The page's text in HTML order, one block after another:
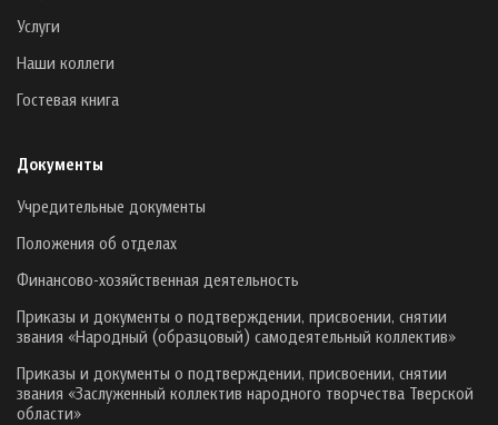
Услуги
Наши коллеги
Гостевая книга
Документы
Учредительные документы
Положения об отделах
Финансово-хозяйственная деятельность
Приказы и документы о подтверждении, присвоении, снятии
звания «Народный (образцовый) самодеятельный коллектив»
Приказы и документы о подтверждении, присвоении, снятии
звания «Заслуженный коллектив народного творчества Тверской
области»